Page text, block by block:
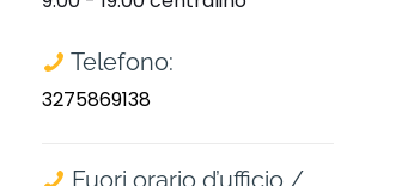
Telefono:
3275869138
Fuori orario d’ufficio /